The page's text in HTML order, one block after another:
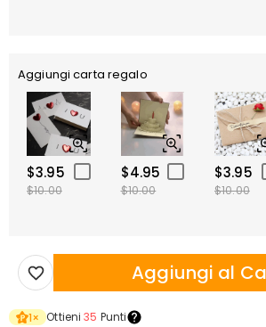
Aggiungi carta regalo
$3.95
$10.00
$4.95
$10.00
$3.95
$10.00
Aggiungi al
1× Ottieni35 Punti